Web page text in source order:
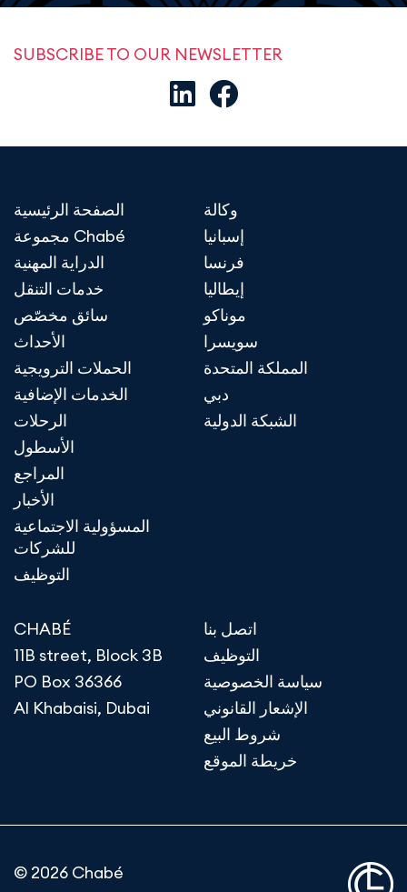
SUBSCRIBE TO OUR NEWSLETTER
الصفحة الرئيسية
مجموعة Chabé
الدراية المهنية
خدمات التنقل
سائق مخصّص
الأحداث
الحملات الترويجية
الخدمات الإضافية
الرحلات
الأسطول
المراجع
الأخبار
المسؤولية الاجتماعية
للشركات
التوظيف
وكالة
إسبانيا
فرنسا
إيطاليا
موناكو
سويسرا
المملكة المتحدة
دبي
الشبكة الدولية
CHABÉ
11B street, Block 3B
PO Box 36366
Al Khabaisi, Dubai
اتصل بنا
التوظيف
سياسة الخصوصية
الإشعار القانوني
شروط البيع
خريطة الموقع
© 2026 Chabé